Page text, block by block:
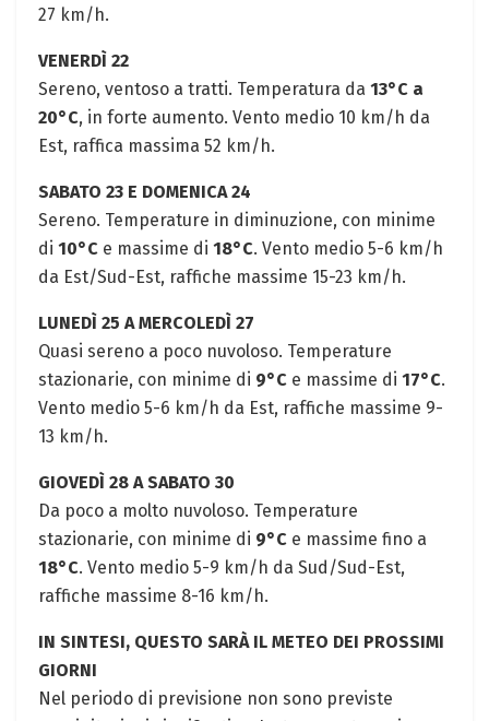
27 km/h.
VENERDÌ 22
Sereno, ventoso a tratti. Temperatura da 13°C a
20°C, in forte aumento. Vento medio 10 km/h da
Est, raffica massima 52 km/h.
SABATO 23 E DOMENICA 24
Sereno. Temperature in diminuzione, con minime
di 10°C e massime di 18°C. Vento medio 5-6 km/h
da Est/Sud-Est, raffiche massime 15-23 km/h.
LUNEDÌ 25 A MERCOLEDÌ 27
Quasi sereno a poco nuvoloso. Temperature
stazionarie, con minime di 9°C e massime di 17°C.
Vento medio 5-6 km/h da Est, raffiche massime 9-
13 km/h.
GIOVEDÌ 28 A SABATO 30
Da poco a molto nuvoloso. Temperature
stazionarie, con minime di 9°C e massime fino a
18°C. Vento medio 5-9 km/h da Sud/Sud-Est,
raffiche massime 8-16 km/h.
IN SINTESI, QUESTO SARÀ IL METEO DEI PROSSIMI
GIORNI
Nel periodo di previsione non sono previste